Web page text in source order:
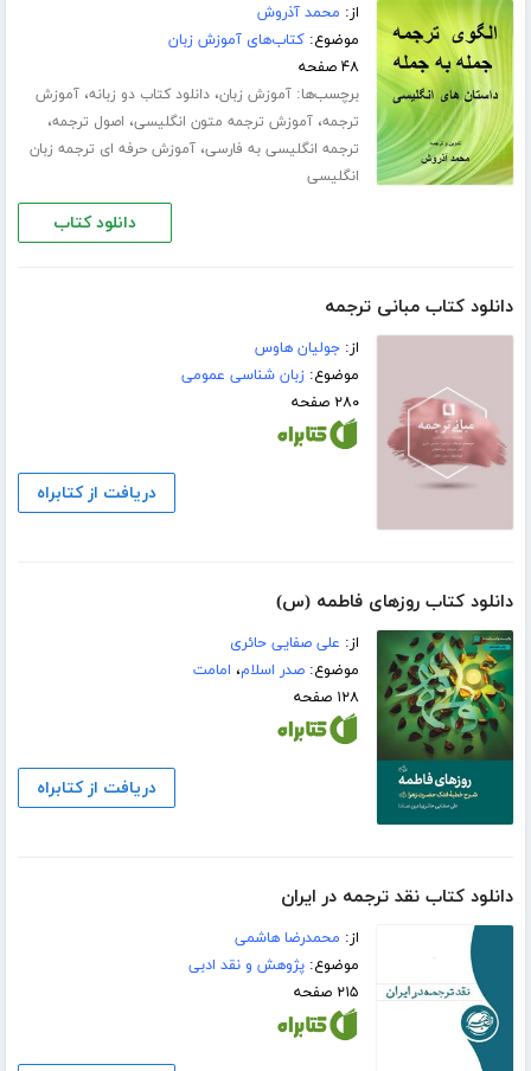
از: محمد آذروش
موضوع:کتاب‌های آموزش زبان
۴۸ صفحه
برچسب‌ها:آموزش زبان،دانلود کتاب دو زبانه،آموزش
ترجمه،آموزش ترجمه متون انگلیسی، اصول ترجمه،
ترجمه انگلیسی به فارسی،آموزش حرفه ای ترجمه زبان
انگلیسی
دانلود کتاب
دانلود کتاب مبانی ترجمه
از:جولیان هاوس
موضوع:زبان شناسی عمومی
۲۸۰ صفحه
دریافت از کتابراه
دانلود کتاب روزهای فاطمه (س)
از: علی صفایی حائری
موضوع:صدر اسلام، امامت
۱۲۸ صفحه
دریافت از کتابراه
دانلود کتاب نقد ترجمه در ایران
از: محمدرضا هاشمی
موضوع:پژوهش و نقد ادبی
۲۱۵ صفحه